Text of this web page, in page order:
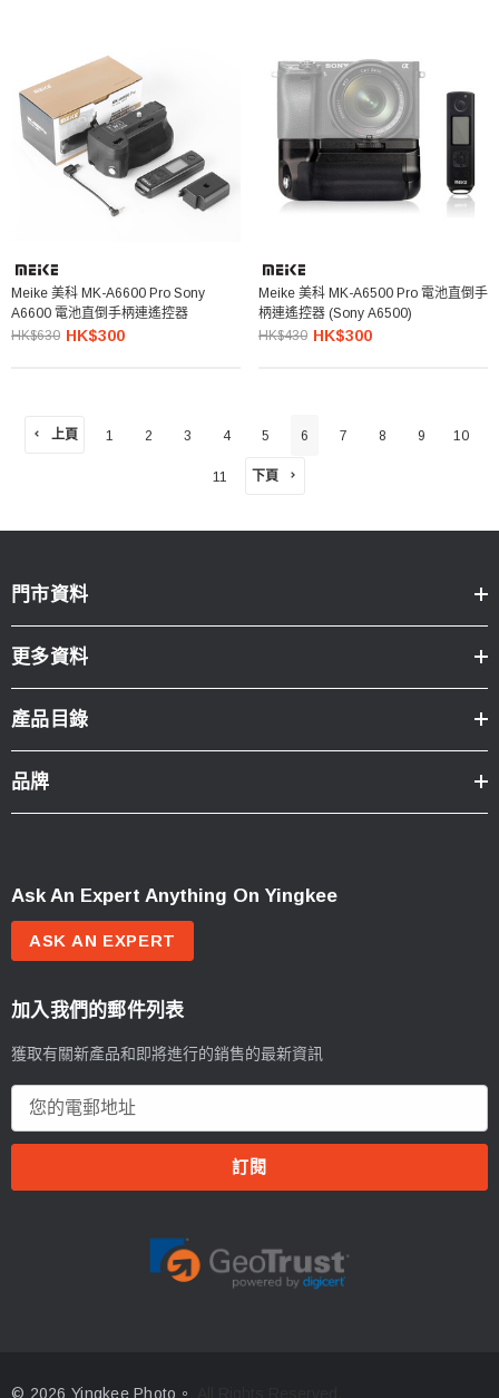
Meike 美科 MK-A6600 Pro Sony
A6600 電池直倒手柄連遙控器
HK$630 HK$300
Meike 美科 MK-A6500 Pro 電池直倒手
柄連遙控器 (Sony A6500)
HK$430 HK$300
上頁 1 2 3 4 5 6 7 8 9 10
11 下頁
門市資料
更多資料
產品目錄
品牌
Ask An Expert Anything On Yingkee
ASK AN EXPERT
加入我們的郵件列表
獲取有關新產品和即將進行的銷售的最新資訊
郵
© 2026 Yingkee Photo。